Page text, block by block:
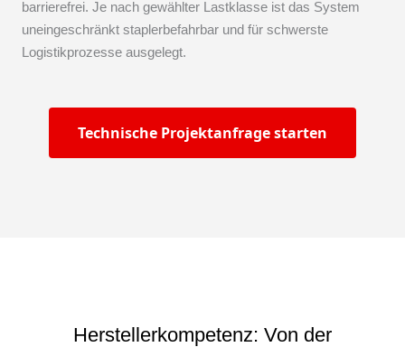
barrierefrei. Je nach gewählter Lastklasse ist das System
uneingeschränkt staplerbefahrbar und für schwerste
Logistikprozesse ausgelegt.
Technische Projektanfrage starten
Herstellerkompetenz: Von der